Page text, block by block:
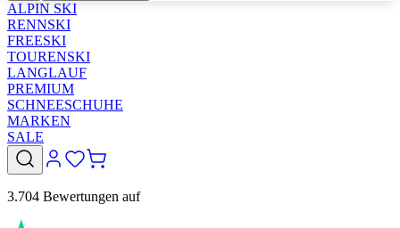
ALPIN SKI
RENNSKI
FREESKI
TOURENSKI
LANGLAUF
PREMIUM
SCHNEESCHUHE
MARKEN
SALE
3.704 Bewertungen auf